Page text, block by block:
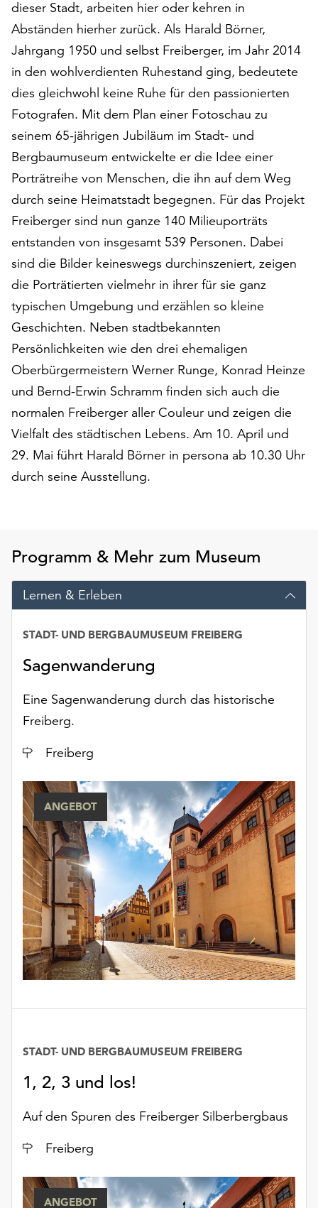
alle
Cookies
zu
akzeptieren.
Sie
können
Ihr
Einverständnis
ändern
und
widerrufen.
Dafür
steht
Ihnen
am
Ende
der
Seite
die
Schaltfläche
„Cookie-
Einstellungen“
zur
Verfügung.
Cookies
werden
auch
ausgeführt.
Möchten
Sie
die
verwendeten
anpassen,
erreichen
Sie
die
Einstellungen
über
die
Schaltfläche
„Auswählen“.
Weitere
Informationen
finden
Sie
unserer
Datenschutzerklärung
oder
dem
Impressum
dieser Stadt, arbeiten hier oder kehren in
Abständen hierher zurück. Als Harald Börner,
Jahrgang 1950 und selbst Freiberger, im Jahr 2014
in den wohlverdienten Ruhestand ging, bedeutete
dies gleichwohl keine Ruhe für den passionierten
Fotografen. Mit dem Plan einer Fotoschau zu
seinem 65-jährigen Jubiläum im Stadt- und
Bergbaumuseum entwickelte er die Idee einer
Porträtreihe von Menschen, die ihn auf dem Weg
durch seine Heimatstadt begegnen. Für das Projekt
Freiberger sind nun ganze 140 Milieuporträts
entstanden von insgesamt 539 Personen. Dabei
sind die Bilder keineswegs durchinszeniert, zeigen
die Porträtierten vielmehr in ihrer für sie ganz
typischen Umgebung und erzählen so kleine
Geschichten. Neben stadtbekannten
Persönlichkeiten wie den drei ehemaligen
Oberbürgermeistern Werner Runge, Konrad Heinze
und Bernd-Erwin Schramm finden sich auch die
normalen Freiberger aller Couleur und zeigen die
Vielfalt des städtischen Lebens. Am 10. April und
29. Mai führt Harald Börner in persona ab 10.30 Uhr
durch seine Ausstellung.
Programm & Mehr zum Museum
Lernen & Erleben
Sagenwanderung
STADT- UND BERGBAUMUSEUM FREIBERG
Eine Sagenwanderung durch das historische
Freiberg.
Ort
Freiberg
ANGEBOT
1, 2, 3 und los!
STADT- UND BERGBAUMUSEUM FREIBERG
Auf den Spuren des Freiberger Silberbergbaus
Ort
Freiberg
ANGEBOT